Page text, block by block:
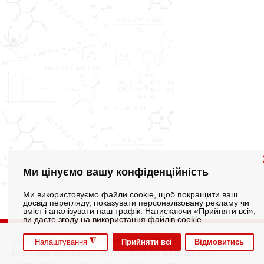
Ми цінуємо вашу конфіденційність
Ми використовуємо файли cookie, щоб покращити ваш
досвід перегляду, показувати персоналізовану рекламу чи
вміст і аналізувати наш трафік. Натискаючи «Прийняти всі»,
ви даєте згоду на використання файлів cookie.
Налаштування ◮ Прийняти всі Відмовитись
© 2012-2026 ООО "ИН КОНСАЛТИНГ"
Все права защищены. Использование материалов